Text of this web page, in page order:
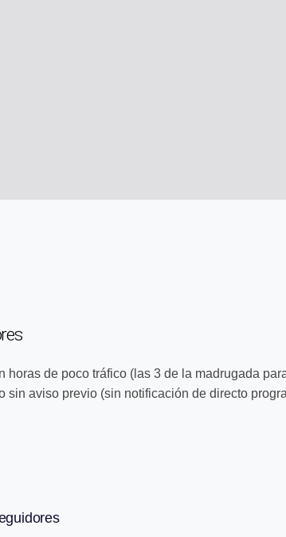
de poco tráfico (las 3 de la madrugada
aviso previo (sin notificación de directo